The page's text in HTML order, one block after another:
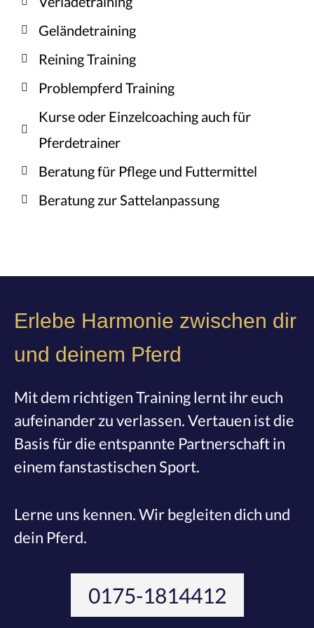
Geländetraining
Reining Training
Problempferd Training
Kurse oder Einzelcoaching auch für
Pferdetrainer
Beratung für Pflege und Futtermittel
Beratung zur Sattelanpassung
Erlebe Harmonie zwischen dir
und deinem Pferd
Mit dem richtigen Training lernt ihr euch
aufeinander zu verlassen. Vertauen ist die
Basis für die entspannte Partnerschaft in
einem fanstastischen Sport.
Lerne uns kennen. Wir begleiten dich und
dein Pferd.
0175-1814412